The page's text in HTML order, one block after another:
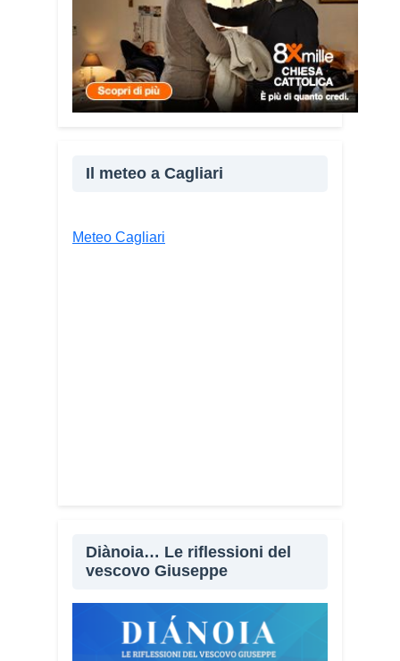
linguaggio universale capace di unire
persone diverse».
Condividi:
Facebook X
E-mail Stampa
Il meteo a Cagliari
Meteo Cagliari
Diànoia… Le riflessioni del
vescovo Giuseppe